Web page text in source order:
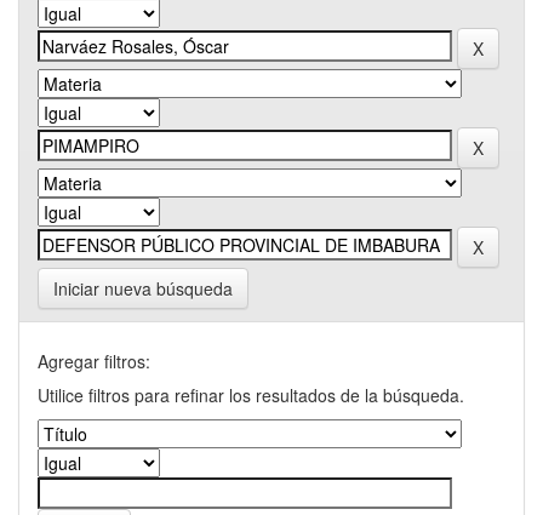
Iniciar nueva búsqueda
Agregar filtros:
Utilice filtros para refinar los resultados de la búsqueda.